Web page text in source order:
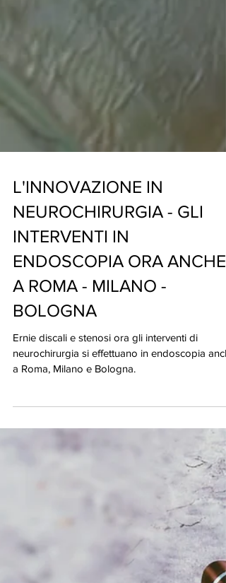
L'INNOVAZIONE IN
NEUROCHIRURGIA - GLI
INTERVENTI IN
ENDOSCOPIA ORA ANCHE
A ROMA - MILANO -
BOLOGNA
Ernie discali e stenosi ora gli interventi di
neurochirurgia si effettuano in endoscopia